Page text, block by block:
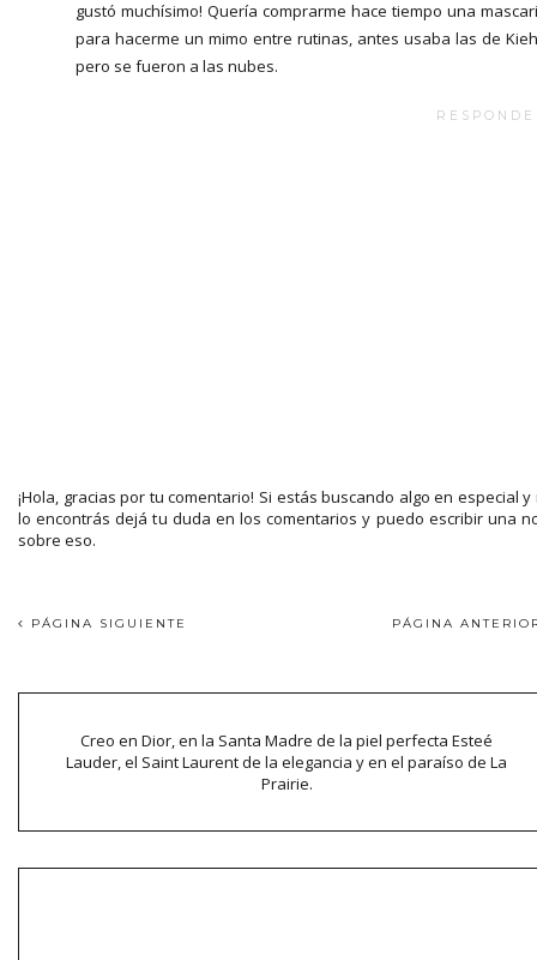
gustó muchísimo! Quería comprarme hace tiempo una
para hacerme un mimo entre rutinas, antes usaba las de
pero se fueron a las nubes.
¡Hola, gracias por tu comentario! Si estás buscando algo en especial y
lo encontrás dejá tu duda en los comentarios y puedo escribir una
sobre eso.
PÁGINA SIGUIENTE PÁGINA
Creo en Dior, en la Santa Madre de la piel perfecta Esteé
Lauder, el Saint Laurent de la elegancia y en el paraíso de La
Prairie.